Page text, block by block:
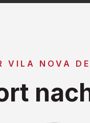
VILA NOVA